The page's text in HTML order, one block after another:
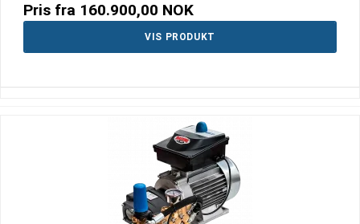
Pris fra 160.900,00 NOK
VIS PRODUKT